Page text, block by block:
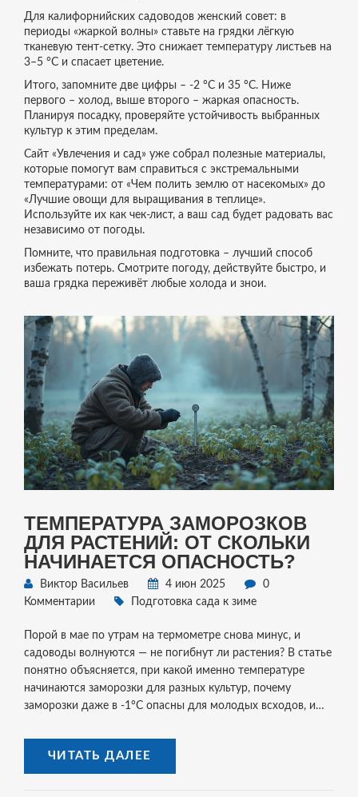
Для калифорнийских садоводов женский совет: в
периоды «жаркой волны» ставьте на грядки лёгкую
тканевую тент‑сетку. Это снижает температуру листьев на
3–5 °C и спасает цветение.
Итого, запомните две цифры – -2 °C и 35 °C. Ниже
первого – холод, выше второго – жаркая опасность.
Планируя посадку, проверяйте устойчивость выбранных
культур к этим пределам.
Сайт «Увлечения и сад» уже собрал полезные материалы,
которые помогут вам справиться с экстремальными
температурами: от «Чем полить землю от насекомых» до
«Лучшие овощи для выращивания в теплице».
Используйте их как чек‑лист, а ваш сад будет радовать вас
независимо от погоды.
Помните, что правильная подготовка – лучший способ
избежать потерь. Смотрите погоду, действуйте быстро, и
ваша грядка переживёт любые холода и знои.
ТЕМПЕРАТУРА ЗАМОРОЗКОВ
ДЛЯ РАСТЕНИЙ: ОТ СКОЛЬКИ
НАЧИНАЕТСЯ ОПАСНОСТЬ?
Виктор Васильев 4 июн 2025
0
Комментарии
Подготовка сада к зиме
Порой в мае по утрам на термометре снова минус, и
садоводы волнуются — не погибнут ли растения? В статье
понятно объясняется, при какой именно температуре
начинаются заморозки для разных культур, почему
заморозки даже в -1°C опасны для молодых всходов, и
полезные советы по быстрой защите растений и делюсь
лайфхаками, как правильно читать прогноз погоды. Бонус:
интересные факты о том, какие культуры стойко
ЧИТАТЬ ДАЛЕЕ